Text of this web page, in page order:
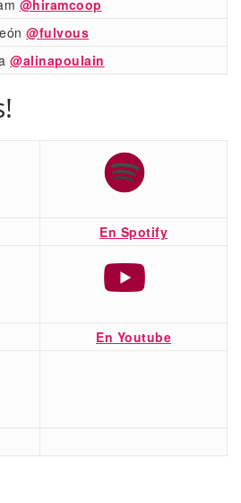
@hiramcoop
@fulvous
@alinapoulain
En Spotify
En Youtube